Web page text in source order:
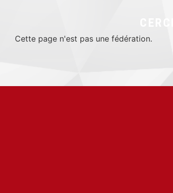
Cette page n'est pas une fédération.